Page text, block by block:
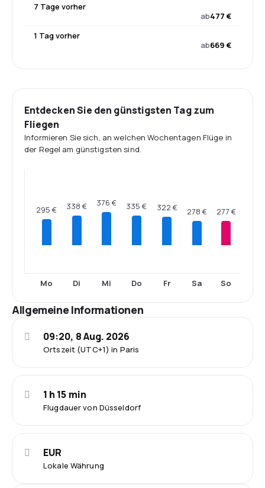
7 Tage vorher
ab477 €
1 Tag vorher
ab669 €
Entdecken Sie den günstigsten Tag zum
Fliegen
Informieren Sie sich, an welchen Wochentagen Flüge in
der Regel am günstigsten sind.
295 €
Mo
338 €
Di
376 €
Mi
335 €
Do
322 €
Fr
278 €
Sa
277 €
So
Allgemeine Informationen
Ortszeit (UTC+1) in Paris
09:20, 8 Aug. 2026
Flugdauer von Düsseldorf
1 h 15 min
Lokale Währung
EUR